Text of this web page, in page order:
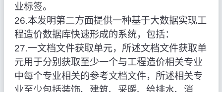
业标签。
26.本发明第二方面提供一种基于大数据实现工
程造价数据库快速形成的系统，包括：
27.一文档文件获取单元，所述文档文件获取单
元用于分别获取至少一个与工程造价相关专业
中每个专业相关的参考文档文件，所述相关专
业至少包括装饰、建筑、采暖、给排水、消